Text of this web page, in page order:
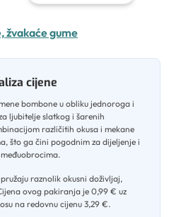
žvakaće gume
cijene
bombone u obliku jednoroga i
ljubitelje slatkog i šarenih
različitih okusa i mekane
što ga čini pogodnim za dijeljenje i
.
raznolik okusni doživljaj,
ovog pakiranja je 0,99 € uz
na redovnu cijenu 3,29 €.